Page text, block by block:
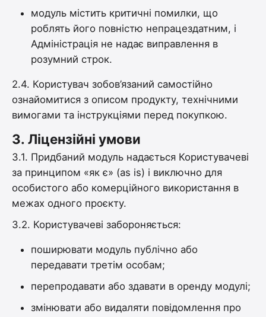
модуль містить критичні помилки, що
роблять його повністю непрацездатним, і
Адміністрація не надає виправлення в
розумний строк.
2.4. Користувач зобов’язаний самостійно
ознайомитися з описом продукту, технічними
вимогами та інструкціями перед покупкою.
3. Ліцензійні умови
3.1. Придбаний модуль надається Користувачеві
за принципом «як є» (as is) і виключно для
особистого або комерційного використання в
межах одного проєкту.
3.2. Користувачеві забороняється:
поширювати модуль публічно або
передавати третім особам;
перепродавати або здавати в оренду модулі;
змінювати або видаляти повідомлення про